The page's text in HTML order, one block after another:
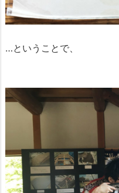
…ということで、